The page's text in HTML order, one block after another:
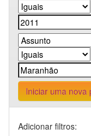
Iniciar uma nova
Adicionar filtros: